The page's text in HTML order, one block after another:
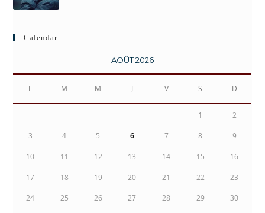
Calendar
AOÛT 2026
L M M J V S D
1 2
3 4 5 6 7 8 9
10 11 12 13 14 15 16
17 18 19 20 21 22 23
24 25 26 27 28 29 30